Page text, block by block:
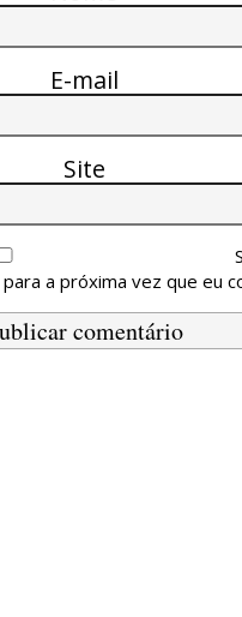
E-mail
Site
a próxima vez que eu